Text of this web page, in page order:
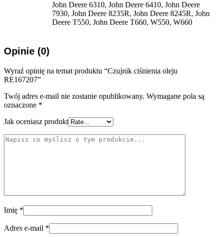
John Deere 6310, John Deere 6410, John Deere
7930, John Deere 8235R, John Deere 8245R, John
Deere T550, John Deere T660, W550, W660
Opinie (0)
Wyraź opinię na temat produktu “Czujnik ciśnienia oleju
RE167207”
Twój adres e-mail nie zostanie opublikowany. Wymagane pola są
oznaczone *
Jak oceniasz produkt
Imię *
Adres e-mail *